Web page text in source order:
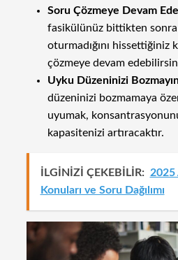
Soru Çözmeye Devam
fasikülünüz bittikten sonra
oturmadığını hissettiğiniz
çözmeye devam
Uyku Düzeninizi
düzeninizi bozmamaya
uyumak,
kapasitenizi artıracaktır.
İLGİNİZİ ÇEKEBİLİR: 2025
Konuları ve Soru Dağılımı